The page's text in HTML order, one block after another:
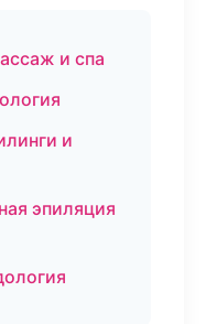
и спа
и
эпиляция